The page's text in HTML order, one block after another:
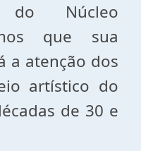
do Núcleo
que sua
a atenção dos
artístico do
de 30 e